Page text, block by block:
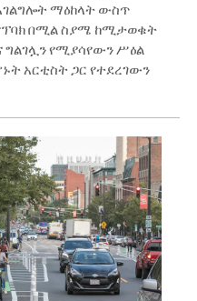
ማዕከላት ውስጥ
በሚል ስያሜ ከሚታወቁት
ግልገሏን የሚያሳየውን ሥዕል
አርቲስት ጋር የተደረገውን